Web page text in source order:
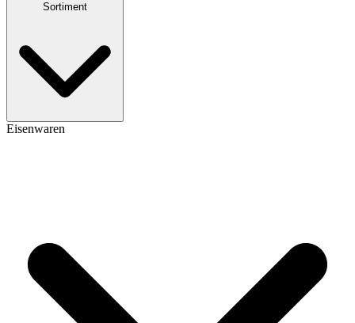
Sortiment
Eisenwaren